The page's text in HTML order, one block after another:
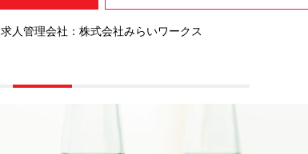
求人管理会社：株式会社みらいワークス